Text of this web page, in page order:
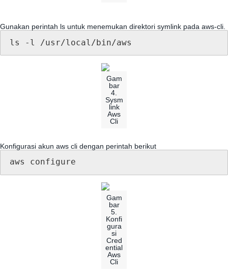
Gunakan perintah ls untuk menemukan direktori symlink pada aws-cli.
ls - l /usr/local/ bin/aws
Gam
bar
4
Sysm
link
Aws
Cli
Konfigurasi akun aws cli dengan perintah berikut
aws configure
Gam
bar
5.
Konfi
gura
si
Cred
ential
Aws
Cli